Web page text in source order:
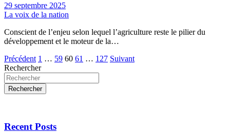
29 septembre 2025
La voix de la nation
Conscient de l’enjeu selon lequel l’agriculture reste le pilier du
développement et le moteur de la…
Pagination
des
publications
Précédent 1 … 59 60 61 … 127 Suivant
Rechercher
Rechercher
Recent Posts